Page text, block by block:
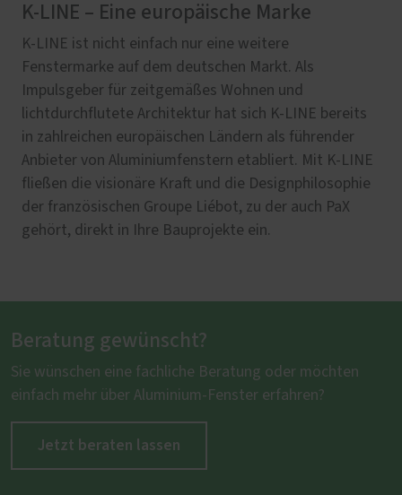
K-LINE – Eine europäische Marke
K-LINE ist nicht einfach nur eine weitere
Fenstermarke auf dem deutschen Markt. Als
Impulsgeber für zeitgemäßes Wohnen und
lichtdurchflutete Architektur hat sich K-LINE bereits
in zahlreichen europäischen Ländern als führender
Anbieter von Aluminiumfenstern etabliert. Mit K-LINE
fließen die visionäre Kraft und die Designphilosophie
der französischen Groupe Liébot, zu der auch PaX
gehört, direkt in Ihre Bauprojekte ein.
Beratung gewünscht?
Sie wünschen eine fachliche Beratung oder möchten
einfach mehr über Aluminium-Fenster erfahren?
Jetzt beraten lassen